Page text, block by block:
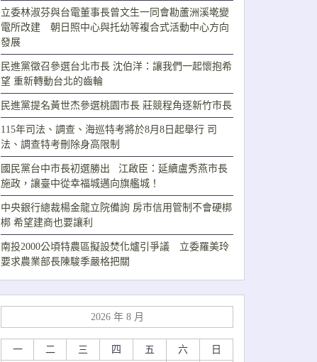
立委林淑芬與台電董事長曾文生一同會勘蘆洲溪墘變
電所改建 朝日照中心與托幼等複合式活動中心方向
發展
民進黨徵召參選台北市長 沈伯洋：讓我們一起懷抱希
望 重新轉動台北的齒輪
民進黨提名黃世杰參選桃園市長 莊競程角逐新竹市長
115年司法、調查、海巡特考將於8月8日起舉行 司
法、調查特考刪除身高限制
國民黨台中市長初選勝出 江啟臣：延續盧秀燕市長
施政，讓臺中從幸福城邁向旗艦城！
中央銀行總裁楊金龍立院備詢 房市信用管制不會硬梆
梆 希望建商也要讓利
南投2000公頃特農區擬設焚化爐引爭議 立委羅美玲
要求農業部長陳駿季嚴格把關
2026 年 8 月
一 二 三 四 五 六 日